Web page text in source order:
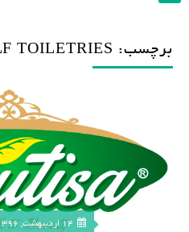
برچسب: EURO GULF TOILETRIES
14 اردیبهشت, 1396